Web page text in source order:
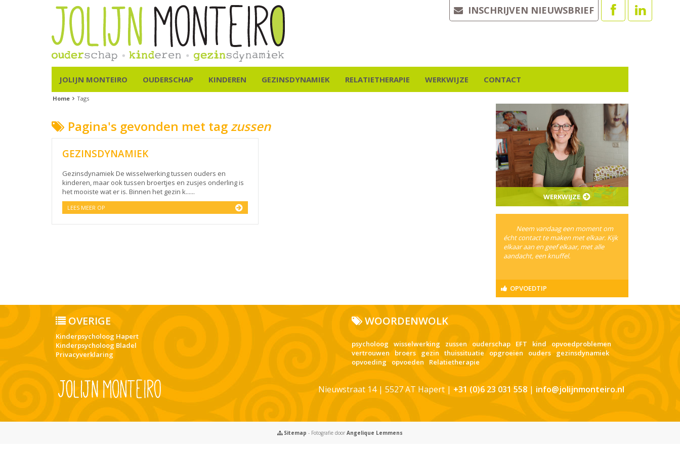
JOLIJN MONTEIRO OUDERSCHAP KINDEREN GEZINSDYNAMIEK RELATIETHERAPIE WERKWIJZE CONTACT
Home Tags
Pagina's gevonden met tag zussen
GEZINSDYNAMIEK
Gezinsdynamiek De wisselwerking tussen ouders en
kinderen, maar ook tussen broertjes en zusjes onderling is
het mooiste wat er is. Binnen het gezin k......
LEES MEER OP
WERKWIJZE
Neem vandaag een moment om
écht contact te maken met elkaar. Kijk
elkaar aan en geef elkaar, met alle
aandacht, een knuffel.
OPVOEDTIP
OVERIGE
Kinderpsycholoog Hapert
Kinderpsycholoog Bladel
Privacyverklaring
WOORDENWOLK
psycholoog wisselwerking zussen ouderschap EFT kind
opvoedproblemen
vertrouwen
broers gezin thuissituatie opgroeien ouders
gezinsdynamiek
opvoeding
opvoeden Relatietherapie
Nieuwstraat 14 | 5527 AT Hapert | +31 (0)6 23 031 558 | info@jolijnmonteiro.nl
Sitemap - Fotografie door Angelique Lemmens
INSCHRIJVEN NIEUWSBRIEF